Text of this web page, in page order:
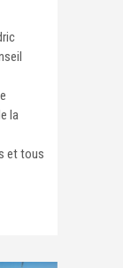
la
et tous